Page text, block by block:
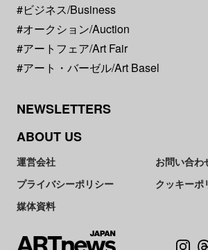
#ビジネス/Business
#オークション/Auction
#アートフェア/Art Fair
#アート・バーゼル/Art Basel
NEWSLETTERS
ABOUT US
運営会社
お問い合わ
プライバシーポリシー
クッキーポ
媒体資料